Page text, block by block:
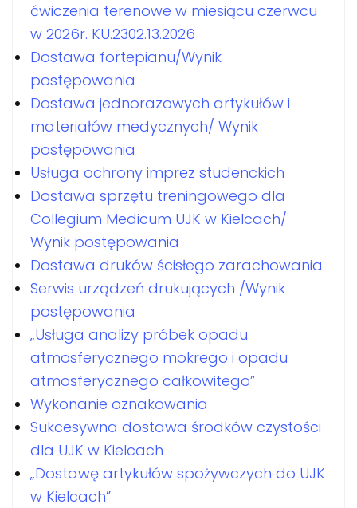
ćwiczenia terenowe w miesiącu czerwcu
w 2026r. KU.2302.13.2026
Dostawa fortepianu/Wynik
postępowania
Dostawa jednorazowych artykułów i
materiałów medycznych/ Wynik
postępowania
Usługa ochrony imprez studenckich
Dostawa sprzętu treningowego dla
Collegium Medicum UJK w Kielcach/
Wynik postępowania
Dostawa druków ścisłego zarachowania
Serwis urządzeń drukujących /Wynik
postępowania
„Usługa analizy próbek opadu
atmosferycznego mokrego i opadu
atmosferycznego całkowitego”
Wykonanie oznakowania
Sukcesywna dostawa środków czystości
dla UJK w Kielcach
„Dostawę artykułów spożywczych do UJK
w Kielcach”